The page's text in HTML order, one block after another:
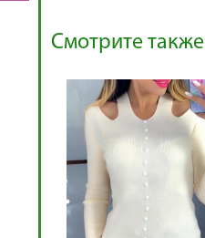
Смотрите также